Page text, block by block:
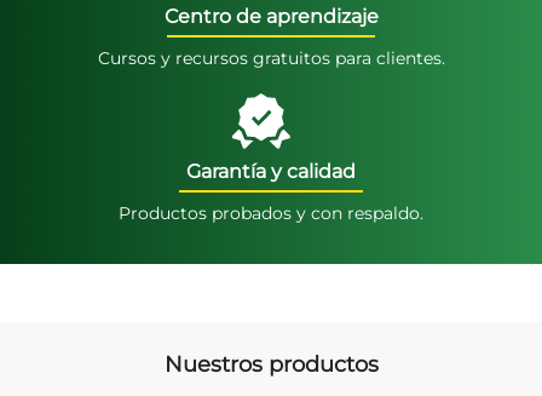
Centro de aprendizaje
Cursos y recursos gratuitos para clientes.
Garantía y calidad
Productos probados y con respaldo.
Nuestros productos